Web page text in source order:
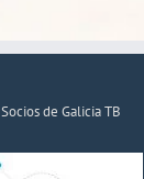
Socios de Galicia TB